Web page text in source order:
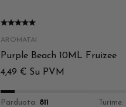
AROMATAI
Purple Beach 10ML Fruizee
4,49 € Su PVM
Parduota: 811 Turime: